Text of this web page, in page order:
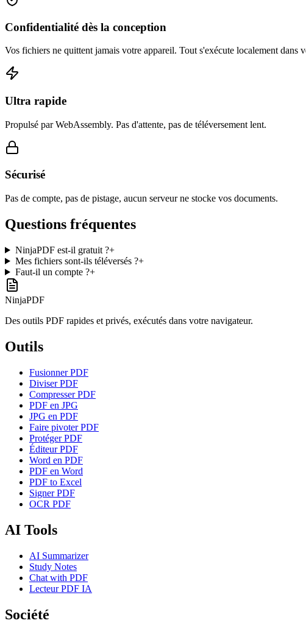
Confidentialité dès la conception
Vos fichiers ne quittent jamais votre appareil. Tout s'exécute localement dans
Ultra rapide
Propulsé par WebAssembly. Pas d'attente, pas de téléversement lent.
Sécurisé
Pas de compte, pas de pistage, aucun serveur ne stocke vos documents.
Questions fréquentes
NinjaPDF est-il gratuit ?+
Mes fichiers sont-ils téléversés ?+
Faut-il un compte ?+
NinjaPDF
Des outils PDF rapides et privés, exécutés dans votre navigateur.
Outils
Fusionner PDF
Diviser PDF
Compresser PDF
PDF en JPG
JPG en PDF
Faire pivoter PDF
Protéger PDF
Éditeur PDF
Word en PDF
PDF en Word
PDF to Excel
Signer PDF
OCR PDF
AI Tools
AI Summarizer
Study Notes
Chat with PDF
Lecteur PDF IA
Société